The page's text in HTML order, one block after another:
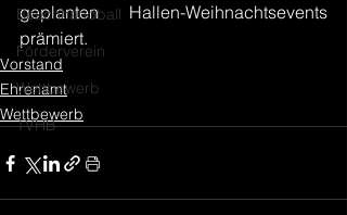
Beachhandball
Förderverein
Wettbewerb
TVHB
geplanten Hallen-Weihnachtsevents
prämiert.
Vorstand
Ehrenamt
Wettbewerb